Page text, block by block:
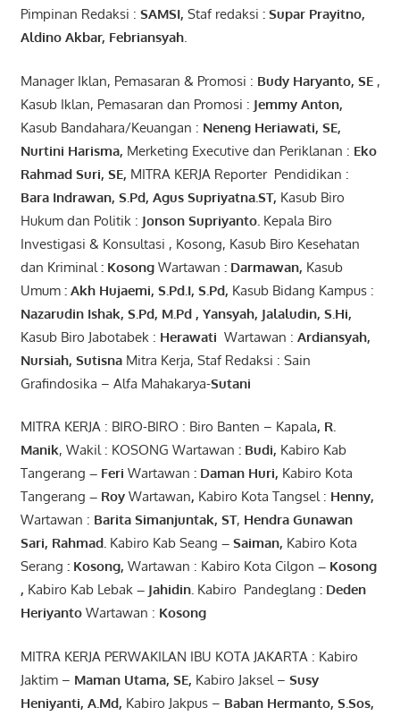
Pimpinan Redaksi : SAMSI, Staf redaksi : Supar Prayitno,
Aldino Akbar, Febriansyah.
Manager Iklan, Pemasaran & Promosi : Budy Haryanto, SE,
Kasub Iklan, Pemasaran dan Promosi : Jemmy Anton,
Kasub Bandahara/Keuangan : Neneng Heriawati, SE,
Nurtini Harisma, Merketing Executive dan Periklanan : Eko
Rahmad Suri, SE, MITRA KERJA Reporter Pendidikan :
Bara Indrawan, S.Pd, Agus Supriyatna.ST, Kasub Biro
Hukum dan Politik : Jonson Supriyanto. Kepala Biro
Investigasi & Konsultasi , Kosong, Kasub Biro Kesehatan
dan Kriminal : KosongWartawan : Darmawan, Kasub
Umum : Akh Hujaemi, S.Pd.I, S.Pd, Kasub Bidang Kampus :
Nazarudin Ishak, S.Pd, M.Pd, Yansyah, Jalaludin, S.Hi,
Kasub Biro Jabotabek : Herawati Wartawan : Ardiansyah,
Nursiah, SutisnaMitra Kerja, Staf Redaksi : Sain
Grafindosika – Alfa Mahakarya-Sutani
MITRA KERJA : BIRO-BIRO : Biro Banten – Kapala, R.
Manik, Wakil : KOSONG Wartawan : Budi, Kabiro Kab
Tangerang – Feri Wartawan : Daman Huri, Kabiro Kota
Tangerang – RoyWartawan, Kabiro Kota Tangsel : Henny,
Wartawan : Barita Simanjuntak, ST, Hendra Gunawan
Sari, Rahmad. Kabiro Kab Seang – Saiman, Kabiro Kota
Serang : Kosong, Wartawan : Kabiro Kota Cilgon – Kosong
, Kabiro Kab Lebak– Jahidin. Kabiro Pandeglang : Deden
Heriyanto Wartawan : Kosong
MITRA KERJA PERWAKILAN IBU KOTA JAKARTA : Kabiro
Jaktim – Maman Utama, SE, Kabiro Jaksel – Susy
Heniyanti, A.Md, Kabiro Jakpus – Baban Hermanto, S.Sos,